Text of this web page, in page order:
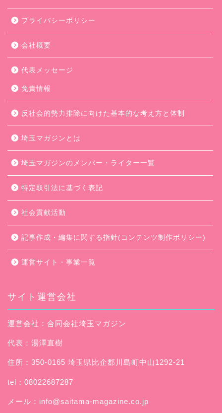
プライバシーポリシー
会社概要
代表メッセージ
免責情報
反社会的勢力排除に向けた基本的な考え方と体制
埼玉マガジンとは
埼玉マガジンのメンバー・ライター一覧
特定取引法に基づく表記
社会貢献活動
記事作成・編集に関する指針(コンテンツ制作ポリシー)
運営サイト・事業一覧
サイト運営会社
運営会社：合同会社埼玉マガジン
代表：湯澤直樹
住所：350-0165 埼玉県比企郡川島町中山1292-21
tel：08022687287
メール： info@saitama-magazine.co.jp